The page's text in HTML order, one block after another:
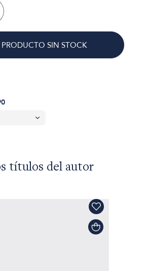
PRODUCTO SIN STOCK
títulos del autor